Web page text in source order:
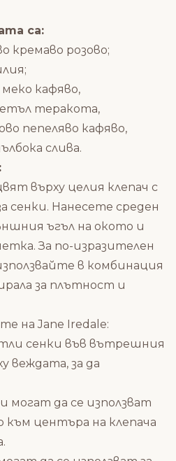
са:
кремаво розово;
кафяво,
теракота,
пепеляво кафяво,
слива.
върху целия клепач с
сенки. Нанесете среден
ъгъл на окото и
За по-изразителен
в комбинация
за плътност и
на Jane Iredale:
сенки във вътрешния
веждата, за да
да се използват
центъра на клепача